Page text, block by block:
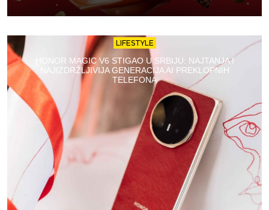
LIFESTYLE
HONOR MAGIC V6 STIGAO U SRBIJU: NAJTANJA I
NAJIZDRŽLJIVIJA GENERACIJA AI PREKLOPNIH
TELEFONA